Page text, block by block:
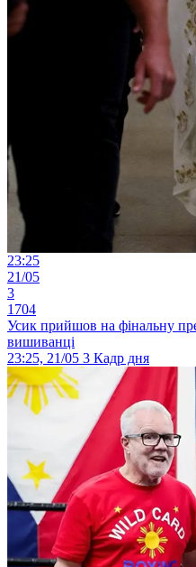
23:25
21/05
3
1704
Усик прийшов на фінальну
вишиванці
23:25, 21/05 3 Кадр дня